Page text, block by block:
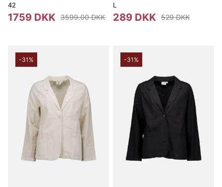
42
1759 DKK 3599.00 DKK
L
289 DKK 529 DKK
-31% -31%